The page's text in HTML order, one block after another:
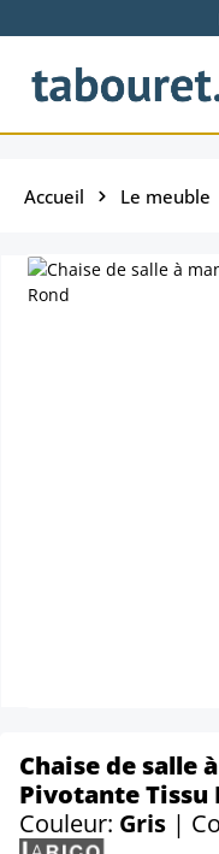
Passer au contenu
Accueil Le meuble
Chaise de salle
Pivotante Tissu
Couleur: Gris |